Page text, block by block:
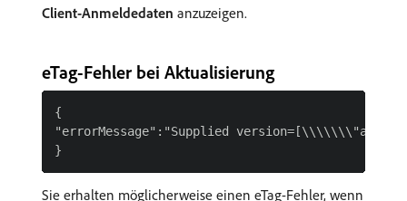
Client-Anmeldedaten anzuzeigen.
eTag-Fehler bei Aktualisierung
{
"errorMessage":"Supplied
Sie erhalten möglicherweise einen eTag-Fehler, wenn